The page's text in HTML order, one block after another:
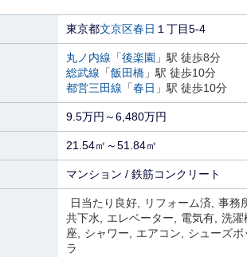
東京都文京区春日 １丁目5-4
丸ノ内線 「後楽園 」駅 徒歩8分
総武線 「飯田橋 」駅 徒歩10分
都営三田線 「春日 」駅 徒歩10分
9.5万円～6,480万円
21.54㎡～51.84㎡
マンション / 鉄筋コンクリート
日当たり良好 リフォーム済 事務
共下水
エレベーター 電気有 洗濯
座
シャワー エアコン シューズボ
ラ